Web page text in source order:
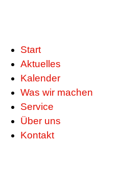
Start
Aktuelles
Kalender
Was wir machen
Service
Über uns
Kontakt